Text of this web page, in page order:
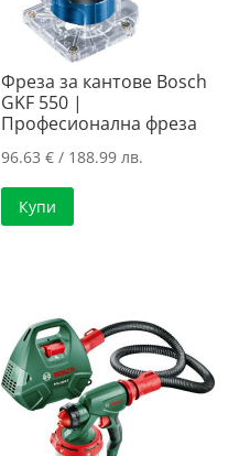
Фреза за кантове Bosch
GKF 550 |
Професионална фреза
96.63€ / 188.99 лв.
Купи